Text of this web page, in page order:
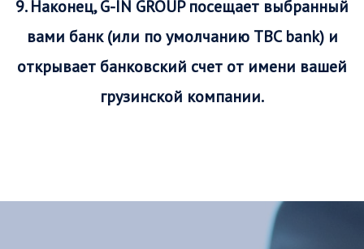
9. Наконец, G-IN GROUP посещает выбранный
вами банк (или по умолчанию TBC bank) и
открывает банковский счет от имени вашей
грузинской компании.